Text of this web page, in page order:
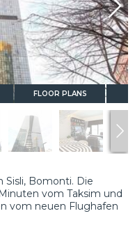
FLOOR PLANS
Sisli, Bomonti. Die
vom Taksim und
vom neuen Flughafen